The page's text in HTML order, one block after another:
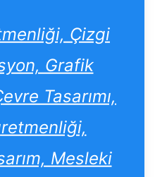
Çizgi
Grafik
Tasarımı,
Mesleki